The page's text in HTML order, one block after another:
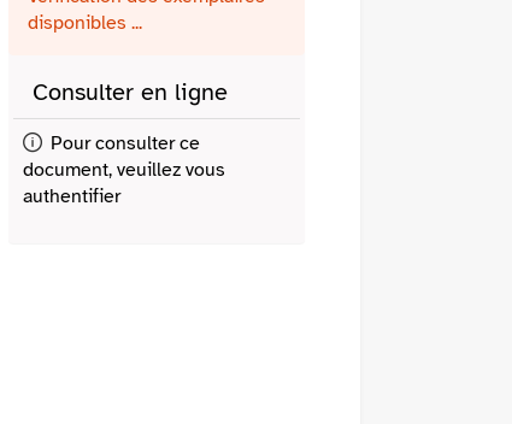
disponibles ...
Consulter en ligne
Pour consulter ce
document, veuillez vous
authentifier